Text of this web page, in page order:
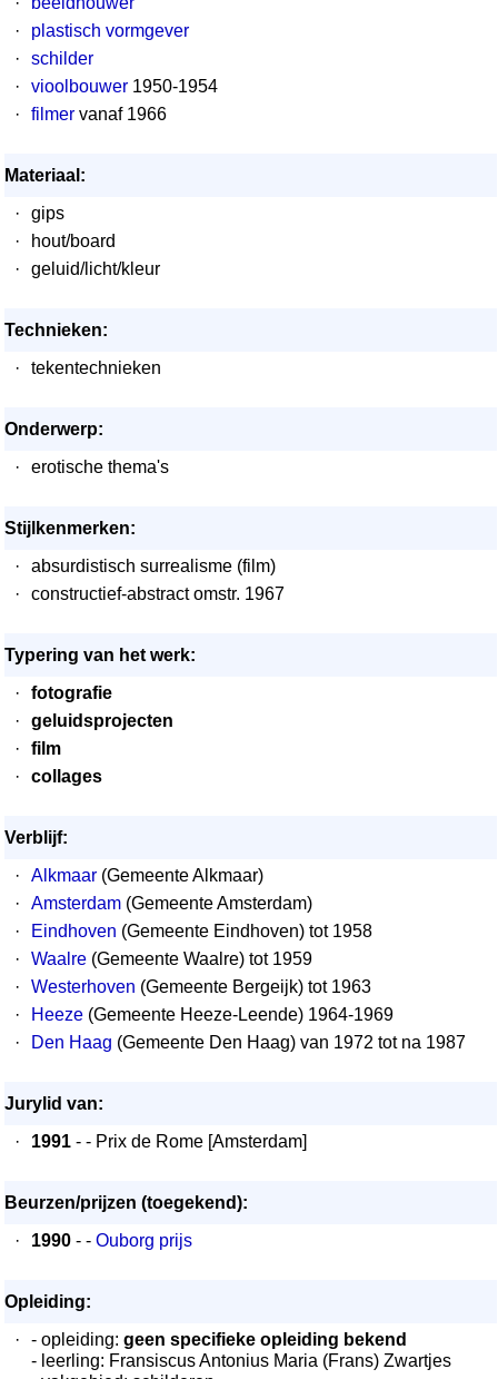
·
plastisch vormgever
·
schilder
·
vioolbouwer 1950-1954
·
filmer vanaf 1966
Materiaal:
·
gips
·
hout/board
·
geluid/licht/kleur
Technieken:
·
tekentechnieken
Onderwerp:
·
erotische thema's
Stijlkenmerken:
·
absurdistisch surrealisme (film)
·
constructief-abstract omstr. 1967
Typering van het werk:
·
fotografie
·
geluidsprojecten
·
film
·
collages
Verblijf:
·
Alkmaar (Gemeente Alkmaar)
·
Amsterdam (Gemeente Amsterdam)
·
Eindhoven (Gemeente Eindhoven) tot 1958
·
Waalre (Gemeente Waalre) tot 1959
·
Westerhoven (Gemeente Bergeijk) tot 1963
·
Heeze (Gemeente Heeze-Leende) 1964-1969
·
Den Haag (Gemeente Den Haag) van 1972 tot na 1987
Jurylid van:
·
1991 - - Prix de Rome [Amsterdam]
Beurzen/prijzen (toegekend):
·
1990 - - Ouborg prijs
Opleiding:
·
- opleiding: geen specifieke opleiding bekend
- leerling: Fransiscus Antonius Maria (Frans) Zwartjes